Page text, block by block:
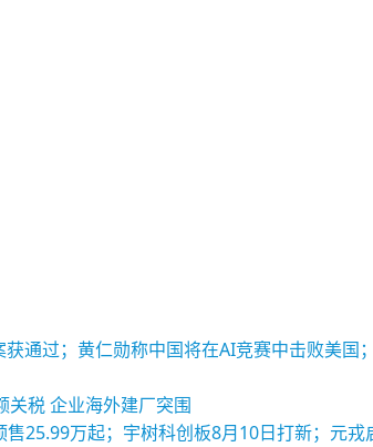
通过；黄仁勋称中国将在AI竞赛中击败美国
关税 企业海外建厂突围
售25.99万起；宇树科创板8月10日打新；元